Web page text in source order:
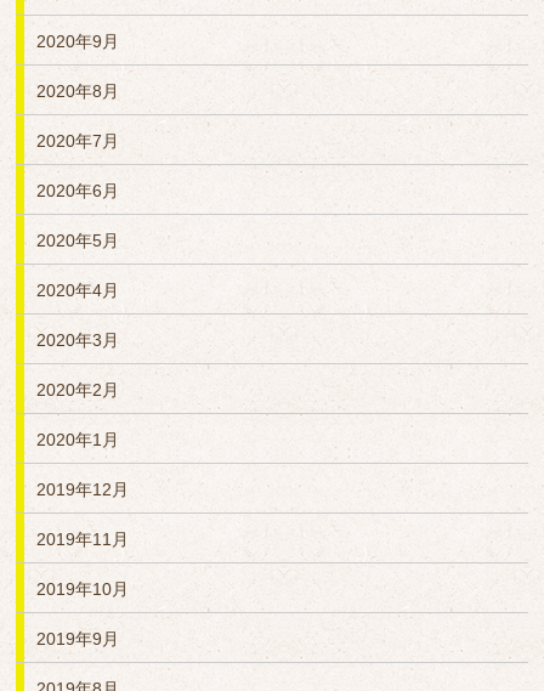
2020年9月
2020年8月
2020年7月
2020年6月
2020年5月
2020年4月
2020年3月
2020年2月
2020年1月
2019年12月
2019年11月
2019年10月
2019年9月